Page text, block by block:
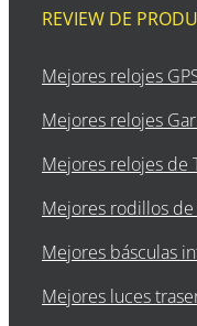
REVIEW DE
Mejores relojes
Mejores relojes
Mejores relojes de
Mejores rodillos
Mejores básculas
Mejores luces